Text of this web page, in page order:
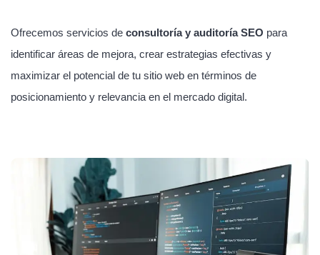
Ofrecemos servicios de consultoría y auditoría SEO para
identificar áreas de mejora, crear estrategias efectivas y
maximizar el potencial de tu sitio web en términos de
posicionamiento y relevancia en el mercado digital.